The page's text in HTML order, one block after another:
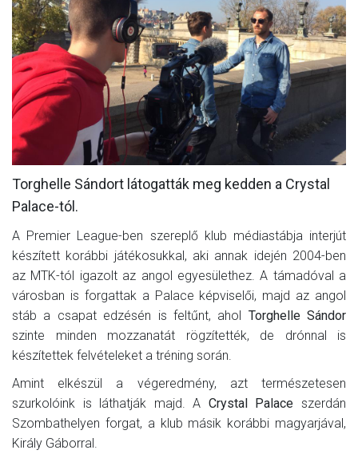
MÉRKŐZÉSEK
KLUB
GALÉRIA
SZURKOLÓI ÉLMÉNYEK
AKKREDITÁCIÓ
Torghelle Sándort látogatták meg kedden a Crystal
Palace-tól.
A Premier League-ben szereplő klub médiastábja interjút
készített korábbi játékosukkal, aki annak idején 2004-ben
az MTK-tól igazolt az angol egyesülethez. A támadóval a
városban is forgattak a Palace képviselői, majd az angol
stáb a csapat edzésén is feltűnt, ahol Torghelle Sándor
szinte minden mozzanatát rögzítették, de drónnal is
készítettek felvételeket a tréning során.
Amint elkészül a végeredmény, azt természetesen
szurkolóink is láthatják majd. A Crystal Palace szerdán
Szombathelyen forgat, a klub másik korábbi magyarjával,
Király Gáborral.